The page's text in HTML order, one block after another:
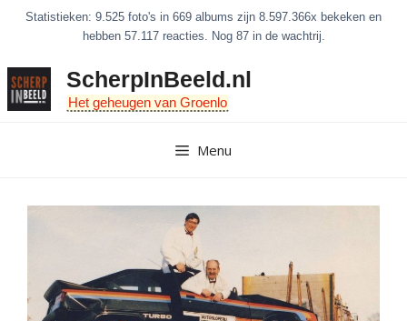
inhoud
Statistieken: 9.525 foto's in 669 albums zijn 8.597.366x bekeken en
hebben 57.117 reacties. Nog 87 in de wachtrij.
ScherpInBeeld.nl
Het geheugen van Groenlo
Menu